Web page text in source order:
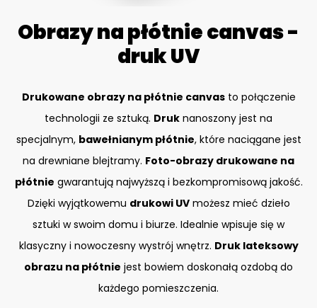
Obrazy na płótnie canvas -
druk UV
Drukowane obrazy na płótnie canvasto połączenie
technologii ze sztuką. Druk nanoszony jest na
specjalnym, bawełnianym płótnie, które naciągane jest
na drewniane blejtramy. Foto-obrazy drukowane na
płótnie gwarantują najwyższą i bezkompromisową jakość.
Dzięki wyjątkowemu drukowi UVmożesz mieć dzieło
sztuki w swoim domu i biurze. Idealnie wpisuje się w
klasyczny i nowoczesny wystrój wnętrz. Druk lateksowy
obrazu na płótnie jest bowiem doskonałą ozdobą do
każdego pomieszczenia.